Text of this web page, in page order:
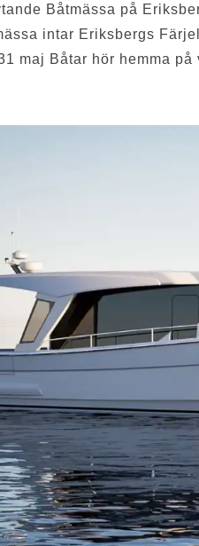
Båtmässa på
intar Eriksbergs
maj Båtar hör hemma